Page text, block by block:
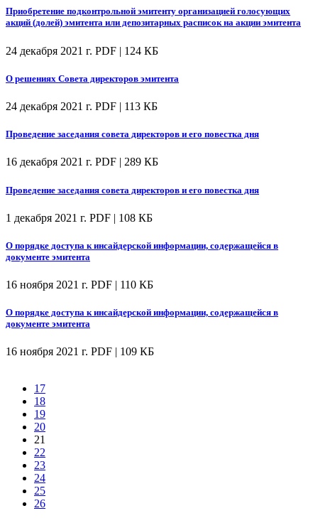
Приобретение подконтрольной эмитенту организацией голосующих
акций (долей) эмитента или депозитарных расписок на акции эмитента
24 декабря 2021 г. PDF | 124 КБ
О решениях Совета директоров эмитента
24 декабря 2021 г. PDF | 113 КБ
Проведение заседания совета директоров и его повестка дня
16 декабря 2021 г. PDF | 289 КБ
Проведение заседания совета директоров и его повестка дня
1 декабря 2021 г. PDF | 108 КБ
О порядке доступа к инсайдерской информации, содержащейся в
документе эмитента
16 ноября 2021 г. PDF | 110 КБ
О порядке доступа к инсайдерской информации, содержащейся в
документе эмитента
16 ноября 2021 г. PDF | 109 КБ
17
18
19
20
21
22
23
24
25
26